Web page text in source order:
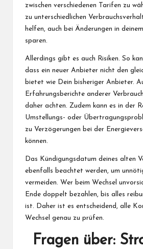
zwischen verschiedenen Tarifen zu
zu unterschiedlichen
helfen, auch bei Änderungen in
sparen.
Allerdings gibt es auch Risiken. So
dass ein neuer Anbieter nicht den
bietet wie Dein bisheriger Anbieter.
Erfahrungsberichte anderer
daher achten. Zudem kann es in der
Umstellungs- oder
zu Verzögerungen bei der
können.
Das Kündigungsdatum deines alten
ebenfalls beachtet werden, um
vermeiden. Wer beim Wechsel
Ende doppelt bezahlen, bis alles
ist. Daher ist es entscheidend, alle
Wechsel genau zu prüfen.
Fragen über: